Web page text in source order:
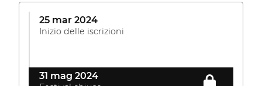
25 mar 2024
Inizio delle iscrizioni
31 mag 2024